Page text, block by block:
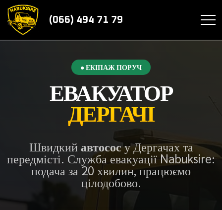
(066) 494 71 79
● ЕКІПАЖ ПОРУЧ
ЕВАКУАТОР
ДЕРГАЧІ
Швидкийавтососу Дергачах та
передмісті. Служба евакуації Nabuksire:
подача за 20 хвилин, працюємо
цілодобово.